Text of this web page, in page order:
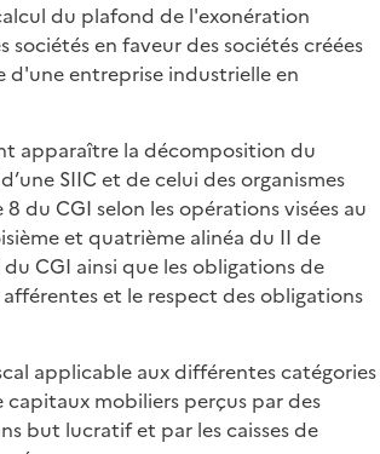
du plafond de l'exonération
sociétés en faveur des sociétés créées
d'une entreprise industrielle en
apparaître la décomposition du
SIIC et de celui des organismes
8 du CGI selon les opérations visées au
et quatrième alinéa du II de
du CGI ainsi que les obligations de
et le respect des obligations
applicable aux différentes catégories
capitaux mobiliers perçus par des
but lucratif et par les caisses de